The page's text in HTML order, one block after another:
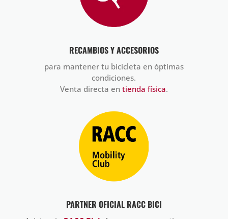
RECAMBIOS Y ACCESORIOS
para mantener tu bicicleta en óptimas
condiciones.
Venta directa en tienda física.
PARTNER OFICIAL RACC BICI